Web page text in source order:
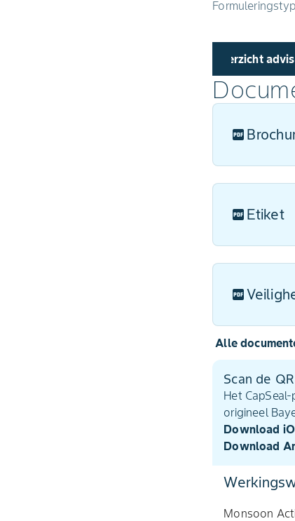
Overzicht
Etiket
Alle
Scan de
Het
origineel
Download
Download
Monsoon